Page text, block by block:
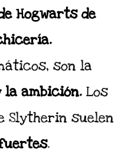
Hogwarts de
son la
ambición.Los
Slytherin suelen
.